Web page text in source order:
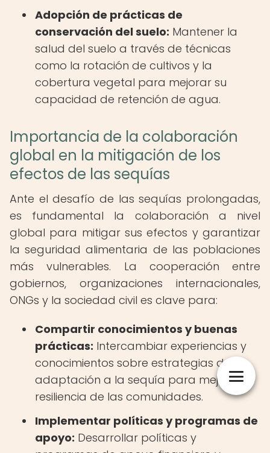
Adopción de prácticas de
conservación del suelo: Mantener la
salud del suelo a través de técnicas
como la rotación de cultivos y la
cobertura vegetal para mejorar su
capacidad de retención de agua.
Importancia de la colaboración
global en la mitigación de los
efectos de las sequías
Ante el desafío de las sequías prolongadas,
es fundamental la colaboración a nivel
global para mitigar sus efectos y garantizar
la seguridad alimentaria de las poblaciones
más vulnerables. La cooperación entre
gobiernos, organizaciones internacionales,
ONGs y la sociedad civil es clave para:
Compartir conocimientos y buenas
prácticas: Intercambiar experiencias y
conocimientos sobre estrategias de
adaptación a la sequía para mejorar la
resiliencia de las comunidades.
Implementar políticas y programas de
apoyo: Desarrollar políticas y